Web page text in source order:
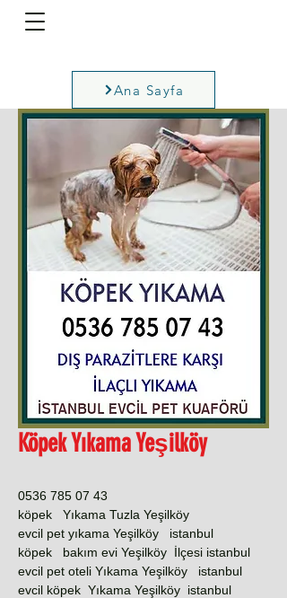
Ana Sayfa
Köpek Yıkama Yeşilköy
0536 785 07 43
köpek Yıkama Tuzla Yeşilköy
evcil pet yıkama Yeşilköy istanbul
köpek bakım evi Yeşilköy İlçesi istanbul
evcil pet oteli Yıkama Yeşilköy istanbul
evcil köpek Yıkama Yeşilköy istanbul